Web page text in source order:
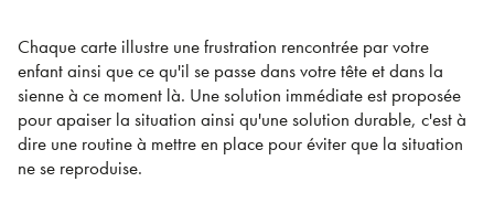
Chaque carte illustre une frustration rencontrée par votre
enfant ainsi que ce qu'il se passe dans votre tête et dans la
sienne à ce moment là. Une solution immédiate est proposée
pour apaiser la situation ainsi qu'une solution durable, c'est à
dire une routine à mettre en place pour éviter que la situation
ne se reproduise.